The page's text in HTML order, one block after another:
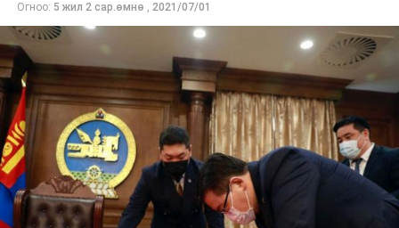
Огноо: 5 жил 2 сар.өмнө , 2021/07/01